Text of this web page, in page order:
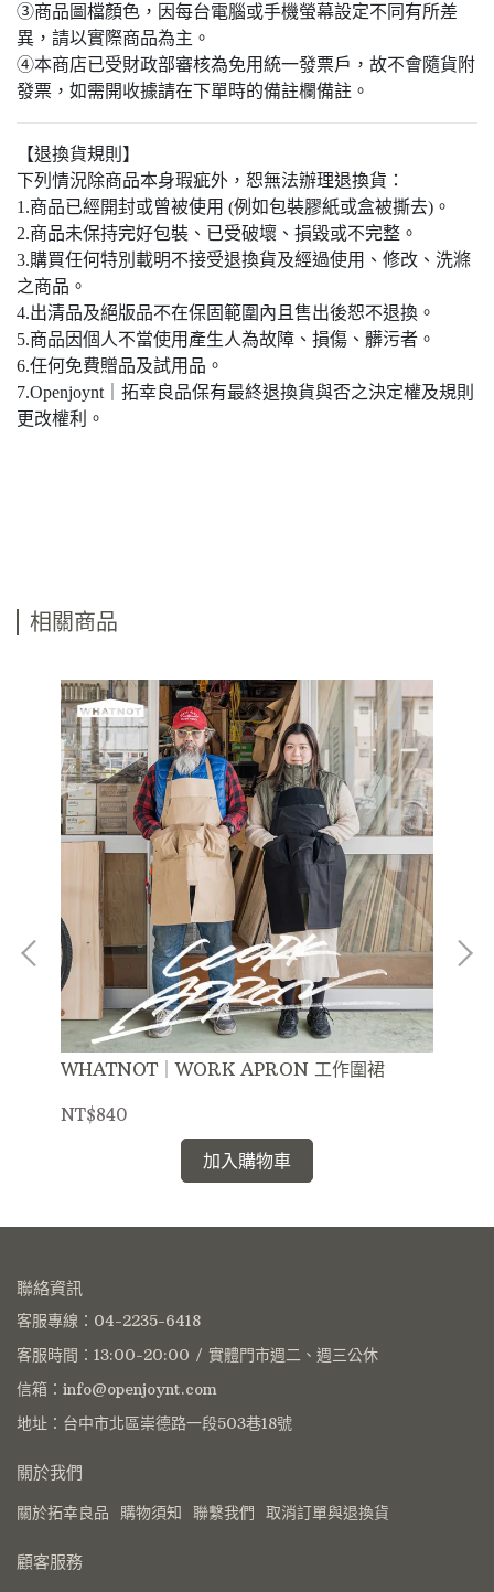
③商品圖檔顏色，因每台電腦或手機螢幕設定不同有所差
異，請以實際商品為主。​
④本商店已受財政部審核為免用統一發票戶，故不會隨貨附
發票，如需開收據請在下單時的備註欄備註。
【退換貨規則】
下列情況除商品本身瑕疵外，恕無法辦理退換貨：
1.商品已經開封或曾被使用 (例如包裝膠紙或盒被撕去)。
2.商品未保持完好包裝、已受破壞、損毀或不完整。
3.購買任何特別載明不接受退換貨及經過使用、修改、洗滌
之商品。
4.出清品及絕版品不在保固範圍內且售出後恕不退換。
5.商品因個人不當使用產生人為故障、損傷、髒污者。
6.任何免費贈品及試用品。
7.Openjoynt｜拓幸良品保有最終退換貨與否之決定權及規則
更改權利。
相關商品
WHATNOT｜WORK APRON 工作圍裙
NT$840
加入購物車
聯絡資訊
客服專線：04-2235-6418
客服時間：13:00-20:00 / 實體門市週二、週三公休
信箱：info@openjoynt.com
地址：台中市北區崇德路一段503巷18號
關於我們
關於拓幸良品 購物須知 聯繫我們 取消訂單與退換貨
顧客服務